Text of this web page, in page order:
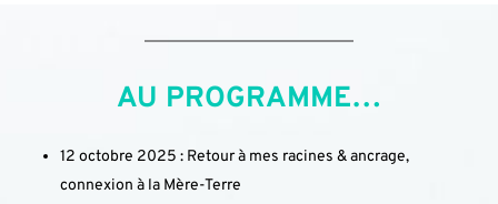
AU PROGRAMME…
12 octobre 2025 : ​Retour à mes racines & ancrage,
connexion à la Mère-Terre